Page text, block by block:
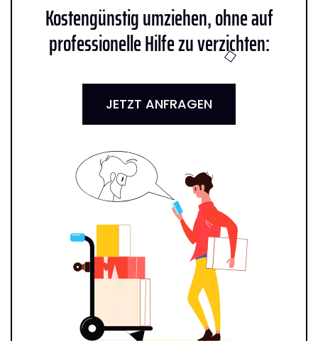
Kostengünstig umziehen, ohne auf
professionelle Hilfe zu verzichten:
JETZT ANFRAGEN